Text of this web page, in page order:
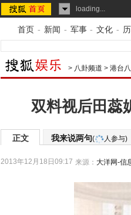
loading...
首页 - 新闻 - 军事 - 文化 -
> 八卦频道 > 港台
双料视后田蕊
正文 我来说两句( 人参与)
2013年12月18日09:17 来源： 大洋网-信